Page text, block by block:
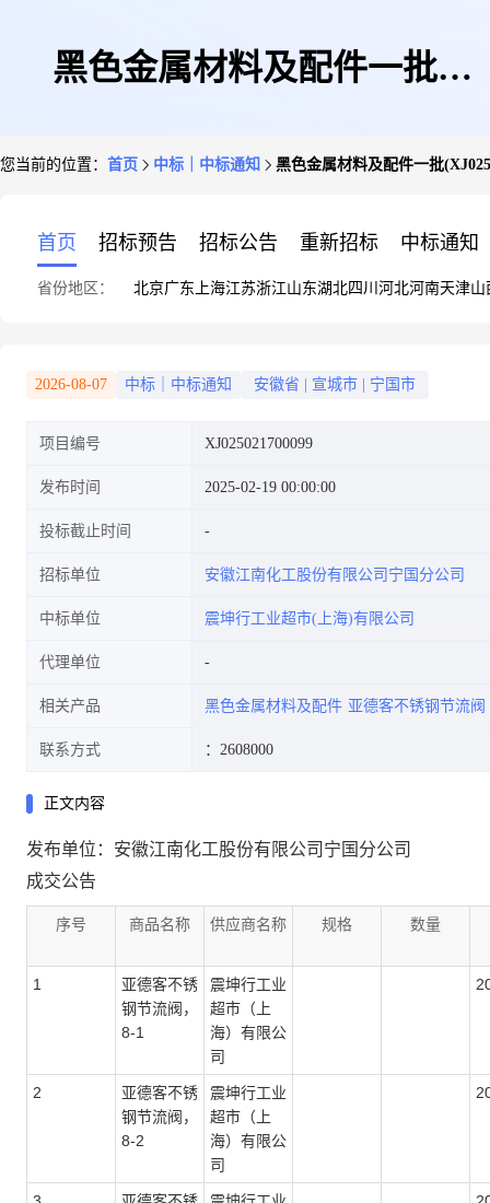
黑色金属材料及配件一批
您当前的位置： 首页 中标｜中标通知 黑色金属材料及配件一批
首页 招标预告 招标公告 重新招标 中标通知
省份地区： 北京广东 上海江苏浙江山东湖北四川 河北河南天津山
2026-08-07 中标｜中标通知 安徽省 宣城市 宁国市
项目编号 XJ025021700099
发布时间 2025-02-19 00:00:00
投标截止时间
招标单位 安徽江南化工股份有限公司宁国分公司
中标单位 震坤行工业超市(上海)有限公司
代理单位
相关产品 黑色金属材料及配件 亚德客不锈钢节流阀
联系方式 ：2608000
正文内容
发布单位：安徽江南化工股份有限公司宁国分公司
成交公告
序号 商品名称 供应商名称 规格 数量
1
亚德客不锈
钢节流阀，
8-1
震坤行工业
超市（上
海）有限公
司
2
亚德客不锈
钢节流阀，
8-2
震坤行工业
超市（上
海）有限公
司